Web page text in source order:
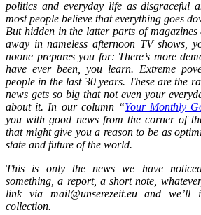
politics and everyday life as disgraceful
most people believe that everything goes
But hidden in the latter parts of magazines
away in nameless afternoon TV shows,
noone prepares you for: There’s more
have ever been, you learn. Extreme
people in the last 30 years. These are the
news gets so big that not even your
about it. In our column “Your Monthly
you with good news from the corner of
that might give you a reason to be as
state and future of the world.
This is only the news we have
something, a report, a short note,
link via mail@unserezeit.eu and
collection.